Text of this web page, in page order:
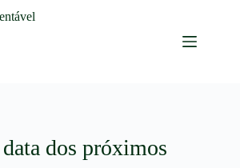
dos próximos